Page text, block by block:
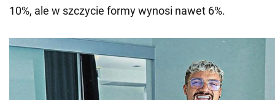
10%, ale w szczycie formy wynosi nawet 6%.